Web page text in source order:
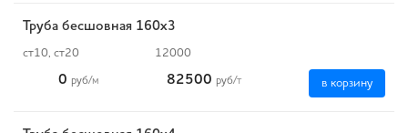
Труба бесшовная 160х3
ст10, ст20 12000
0 руб/м 82500 руб/т в корзину